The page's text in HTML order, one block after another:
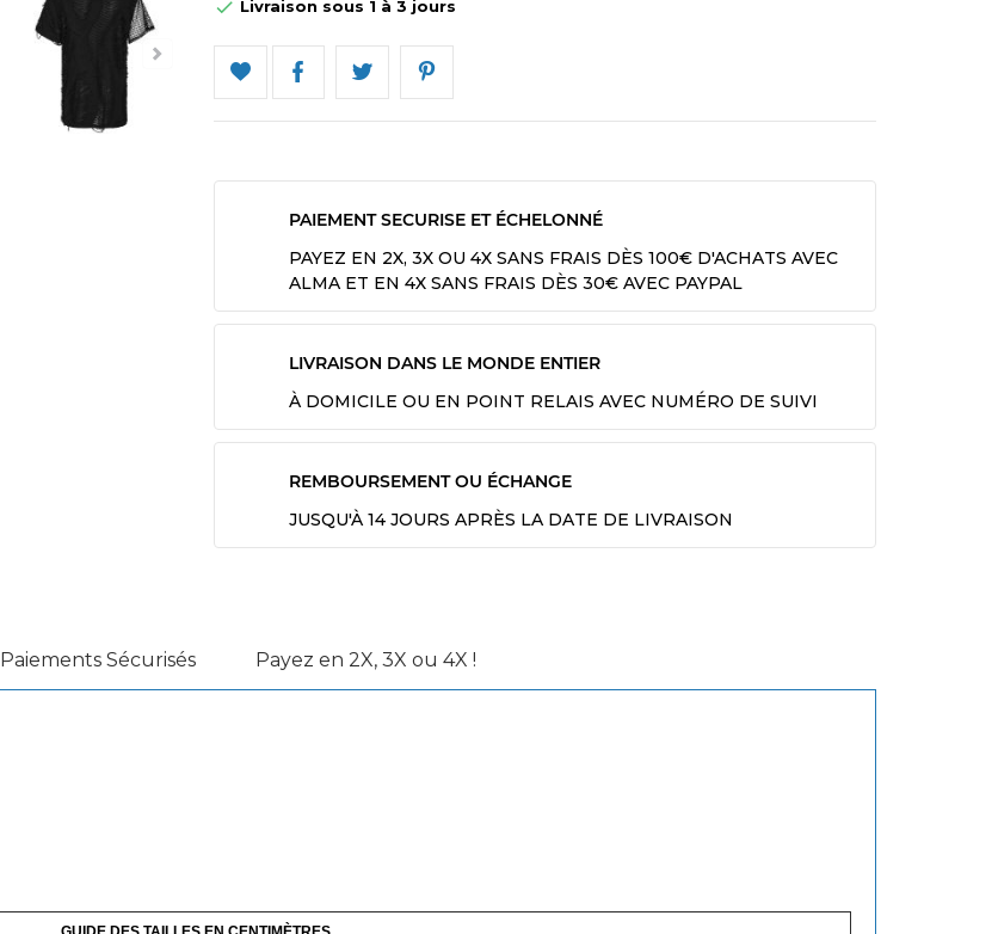
 Livraison sous 1 à 3 jours
PAIEMENT SECURISE ET ÉCHELONNÉ
PAYEZ EN 2X, 3X OU 4X SANS FRAIS DÈS 100€ D'ACHATS AVEC
ALMA ET EN 4X SANS FRAIS DÈS 30€ AVEC PAYPAL
LIVRAISON DANS LE MONDE ENTIER
À DOMICILE OU EN POINT RELAIS AVEC NUMÉRO DE SUIVI
REMBOURSEMENT OU ÉCHANGE
JUSQU'À 14 JOURS APRÈS LA DATE DE LIVRAISON
Paiements Sécurisés Payez en 2X, 3X ou 4X !